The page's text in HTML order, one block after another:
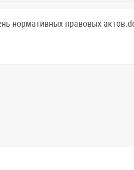
нормативных правовых